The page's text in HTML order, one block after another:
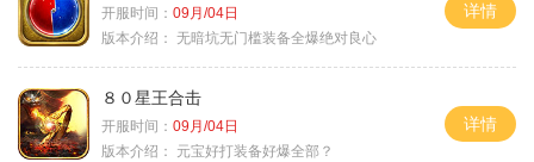
开服时间： 09月/04日
版本介绍： 无暗坑无门槛装备全爆绝对良心
详情
８０星王合击
开服时间： 09月/04日
版本介绍：
元宝好打装备好爆全部？
详情